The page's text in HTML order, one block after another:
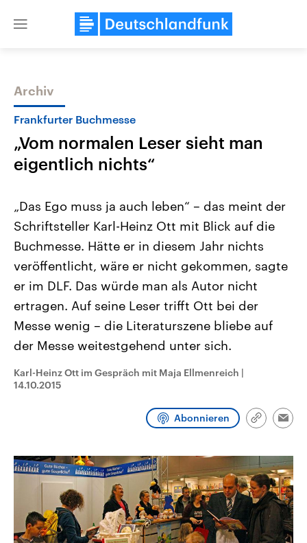
Close
Themen
Landtagswahl Sachsen-Anhalt
2026
Alle Informationen
Sachsen-Anhalt wählt am 6.
September 2026 einen neuen
Landtag. Seit 2021 wird das
Bundesland von einer Koalition aus
CDU, SPD und FDP regiert.-
Umfragen, Prognosen,
Wahlprogramme, aktuelle Berichte
und Hintergründe zu den Parteien
Wahl.
USA
Aktuelle Beiträge,
Hintergründe
Wirtschaftlich und
gehören die Vereinigten
den mächtigsten Ländern
mit großem Einfluss auf
Sendungen Programm Podcasts
Audio-Archiv
Archiv
Frankfurter Buchmesse
„Vom normalen Leser sieht man
eigentlich nichts“
„Das Ego muss ja auch leben“ – das meint der
Schriftsteller Karl-Heinz Ott mit Blick auf die
Buchmesse. Hätte er in diesem Jahr nichts
veröffentlicht, wäre er nicht gekommen, sagte
er im DLF. Das würde man als Autor nicht
ertragen. Auf seine Leser trifft Ott bei der
Messe wenig – die Literaturszene bliebe auf
der Messe weitestgehend unter sich.
Karl-Heinz Ott im Gespräch mit Maja Ellmenreich |
14.10.2015
Abonnieren
Link